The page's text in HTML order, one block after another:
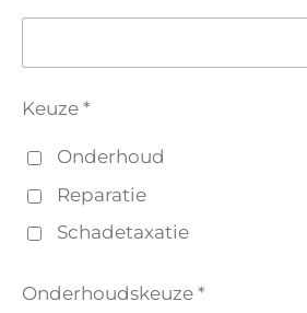
Keuze *
Onderhoud
Reparatie
Schadetaxatie
Onderhoudskeuze *